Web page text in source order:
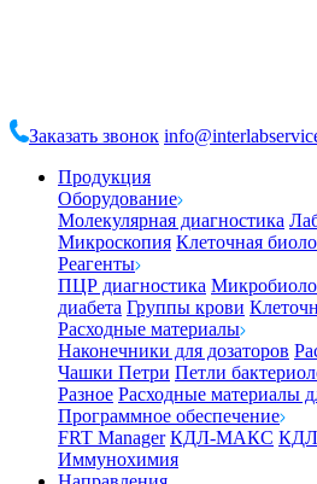
Заказать звонок
Продукция
Оборудование
Молекулярная диагностика
Микроскопия Клеточная
Реагенты
ПЦР диагностика
диабета Группы крови
Расходные материалы
Наконечники для дозаторов
Чашки Петри Петли
Разное Расходные материалы
Программное обеспечение
FRT Manager КДЛ-МАКС
Иммунохимия